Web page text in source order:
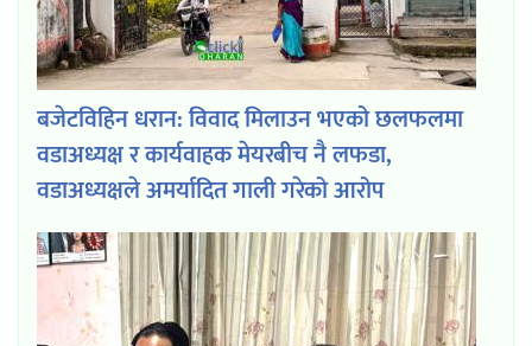
बजेटविहिन धरान: विवाद मिलाउन भएको छलफलमा
वडाअध्यक्ष र कार्यवाहक मेयरबीच नै लफडा,
वडाअध्यक्षले अमर्यादित गाली गरेको आरोप